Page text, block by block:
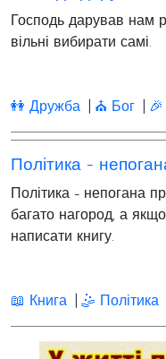
Господь дарував нам
вільні вибирати самі.
👭 Дружба
⛪ Бог
Політика -
Політика - непогана
багато нагород, а
написати книгу.
📖 Книга
🤹 Політика